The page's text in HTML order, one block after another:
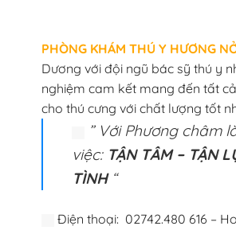
PHÒNG KHÁM THÚ Y HƯƠNG
Dương với đội ngũ bác sỹ thú y
nghiệm cam kết mang đến tất
cho thú cưng với chất lượng tốt
” Với Phương châm
việc: TẬN TÂM – TẬN
TÌNH“
Điện thoại: 02742.480 616 –